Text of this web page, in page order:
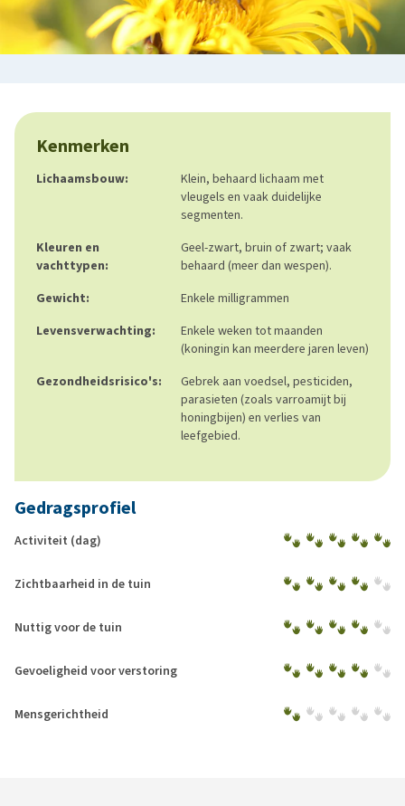
Kenmerken
Lichaamsbouw:
Klein, behaard lichaam met
vleugels en vaak duidelijke
segmenten.
Kleuren en
vachttypen:
Geel-zwart, bruin of zwart; vaak
behaard (meer dan wespen).
Gewicht:
Enkele milligrammen
Levensverwachting:
Enkele weken tot maanden
(koningin kan meerdere jaren leven)
Gezondheidsrisico's:
Gebrek aan voedsel, pesticiden,
parasieten (zoals varroamijt bij
honingbijen) en verlies van
leefgebied.
Gedragsprofiel
Activiteit (dag)
Zichtbaarheid in de tuin
Nuttig voor de tuin
Gevoeligheid voor verstoring
Mensgerichtheid